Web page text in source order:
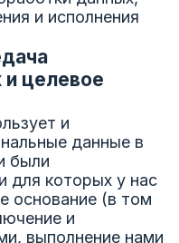
и исполнения
целевое
и
данные в
были
для которых у нас
основание (в том
и
выполнение нами